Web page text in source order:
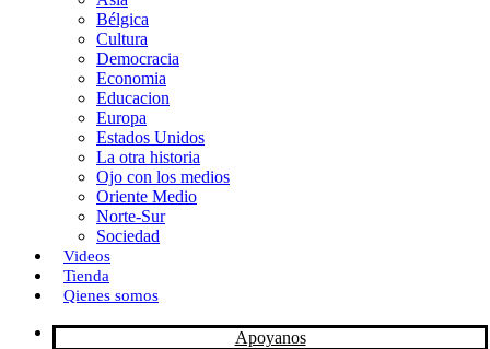
i
r
Bélgica
Cultura
Democracia
Economia
Educacion
Europa
Estados Unidos
La otra historia
Ojo con los medios
Oriente Medio
Norte-Sur
Sociedad
Videos
Tienda
Qienes somos
Apoyanos